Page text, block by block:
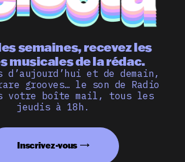
semaines, recevez les
musicales de la rédac.
d’aujourd’hui et de demain,
grooves… le son de Radio
votre boîte mail, tous les
jeudis à 18h.
Inscrivez-vous